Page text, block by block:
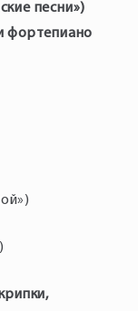
песни»)
фортепиано